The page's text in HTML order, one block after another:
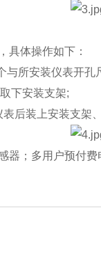
体操作如下：
所安装仪表开孔
下安装支架;
装上安装支架、
器；多用户预付费